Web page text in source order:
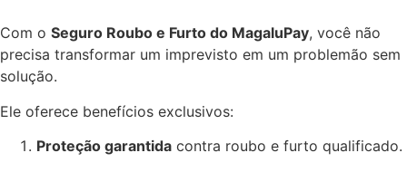
Com o Seguro Roubo e Furto do MagaluPay, você não
precisa transformar um imprevisto em um problemão sem
solução.
Ele oferece benefícios exclusivos:
Proteção garantida contra roubo e furto qualificado.